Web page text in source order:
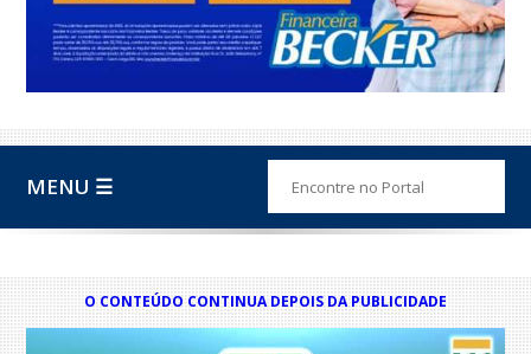
MENU ☰
O CONTEÚDO CONTINUA DEPOIS DA PUBLICIDADE